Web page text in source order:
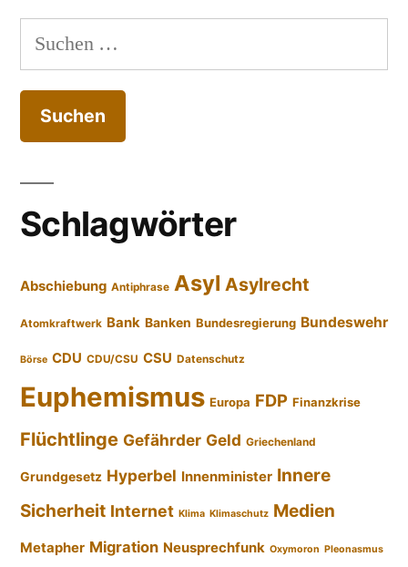
Suchen
nach:
Schlagwörter
Abschiebung Antiphrase Asyl Asylrecht
Atomkraftwerk Bank Banken Bundesregierung Bundeswehr
Börse CDU CDU/CSU CSU Datenschutz
Euphemismus Europa FDP Finanzkrise
Flüchtlinge Gefährder Geld Griechenland
Grundgesetz Hyperbel Innenminister Innere
Sicherheit Internet Klima Klimaschutz Medien
Metapher Migration Neusprechfunk Oxymoron Pleonasmus